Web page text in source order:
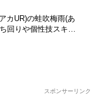
カUR)の蛙吹梅雨(あ
回りや個性技スキ
スポンサーリンク